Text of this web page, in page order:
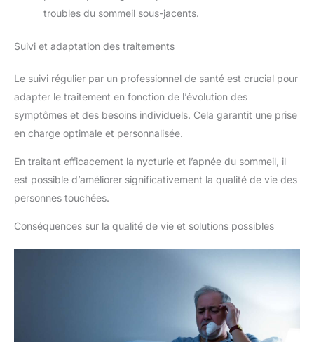
troubles du sommeil sous-jacents.
Suivi et adaptation des traitements
Le suivi régulier par un professionnel de santé est crucial pour
adapter le traitement en fonction de l’évolution des
symptômes et des besoins individuels. Cela garantit une prise
en charge optimale et personnalisée.
En traitant efficacement la nycturie et l’apnée du sommeil, il
est possible d’améliorer significativement la qualité de vie des
personnes touchées.
Conséquences sur la qualité de vie et solutions possibles